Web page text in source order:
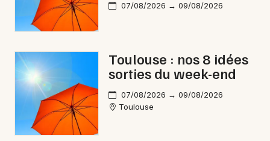
07/08/2026 → 09/08/2026
Toulouse : nos 8 idées
sorties du week-end
07/08/2026 → 09/08/2026
Toulouse